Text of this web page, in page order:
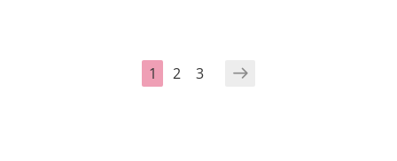
1 2 3